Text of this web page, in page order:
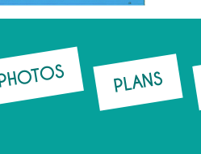
PLANS